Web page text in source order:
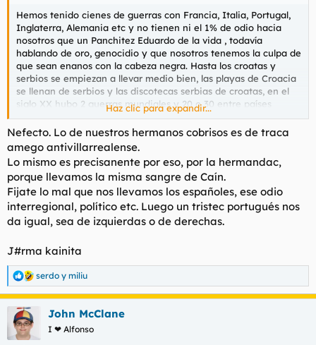
Hemos tenido cienes de guerras con Francia, Italia, Portugal,
Inglaterra, Alemania etc y no tienen ni el 1% de odio hacia
nosotros que un Panchitez Eduardo de la vida , todavía
hablando de oro, genocidio y que nosotros tenemos la culpa de
que sean enanos con la cabeza negra. Hasta los croatas y
serbios se empiezan a llevar medio bien, las playas de Croacia
se llenan de serbios y las discotecas serbias de croatas, en el
siglo XX hubo 2 guerras mundiales y 20 o 30 entre países
europeos y somos amigos todos.
Haz clic para expandir...
Nefecto. Lo de nuestros hermanos cobrisos es de traca
amego antivillarrealense.
Lo mismo es precisanente por eso, por la hermandac,
porque llevamos la misma sangre de Caín.
Fijate lo mal que nos llevamos los españoles, ese odio
interregional, político etc. Luego un tristec portugués nos
da igual, sea de izquierdas o de derechas.
J#rma kainita
R
e
a
c
c
serdo y miliu
John McClane
I ❤ Alfonso